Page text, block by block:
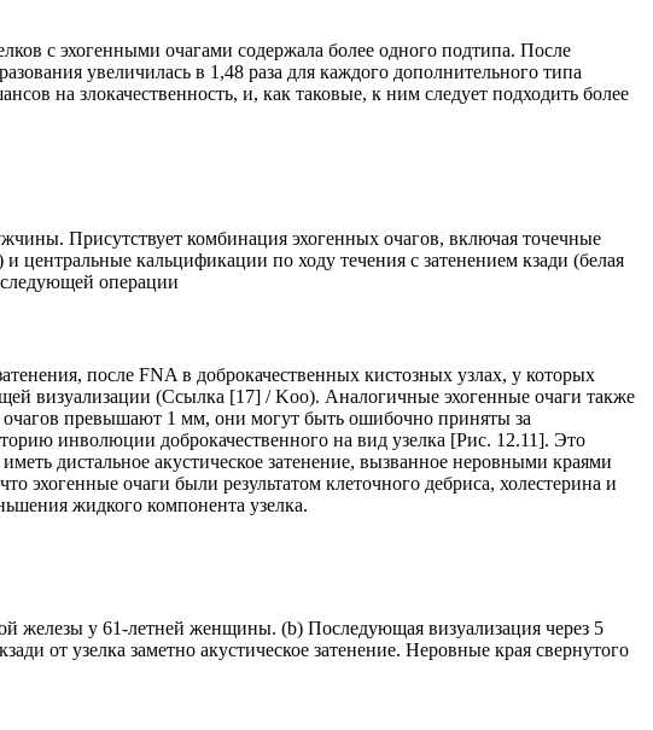
с эхогенными очагами содержала более одного подтипа. После
увеличилась в 1,48 раза для каждого дополнительного типа
на злокачественность, и, как таковые, к ним следует подходить более
Присутствует комбинация эхогенных очагов, включая точечные
центральные кальцификации по ходу течения с затенением кзади (белая
операции
после FNA в доброкачественных кистозных узлах, у которых
визуализации (Ссылка [17] / Koo). Аналогичные эхогенные очаги также
превышают 1 мм, они могут быть ошибочно приняты за
инволюции доброкачественного на вид узелка [Рис. 12.11]. Это
дистальное акустическое затенение, вызванное неровными краями
эхогенные очаги были результатом клеточного дебриса, холестерина и
жидкого компонента узелка.
железы у 61-летней женщины. (b) Последующая визуализация через 5
от узелка заметно акустическое затенение. Неровные края свернутого